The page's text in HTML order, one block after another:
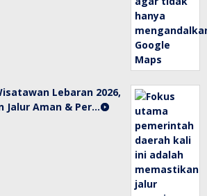
Lebaran 2026,
Jalur Aman & Per…